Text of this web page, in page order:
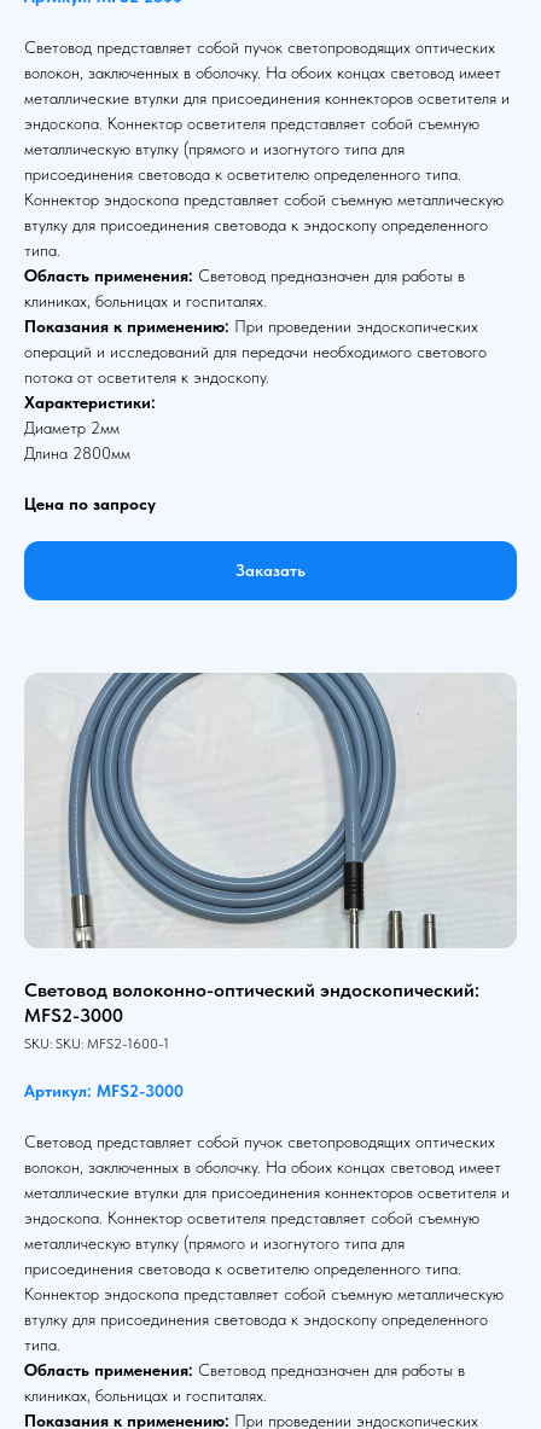
Световод представляет собой пучок светопроводящих оптических
волокон, заключенных в оболочку. На обоих концах световод имеет
металлические втулки для присоединения коннекторов осветителя и
эндоскопа. Коннектор осветителя представляет собой съемную
металлическую втулку (прямого и изогнутого типа для
присоединения световода к осветителю определенного типа.
Коннектор эндоскопа представляет собой съемную металлическую
втулку для присоединения световода к эндоскопу определенного
типа.
Область применения: Световод предназначен для работы в
клиниках, больницах и госпиталях.
Показания к применению: При проведении эндоскопических
операций и исследований для передачи необходимого светового
потока от осветителя к эндоскопу.
Характеристики:
Диаметр 2мм
Длина 2800мм
Цена по запросу
Заказать
Световод волоконно-оптический эндоскопический:
MFS2-3000
SKU: SKU: MFS2-1600-1
Артикул: MFS2-3000
Световод представляет собой пучок светопроводящих оптических
волокон, заключенных в оболочку. На обоих концах световод имеет
металлические втулки для присоединения коннекторов осветителя и
эндоскопа. Коннектор осветителя представляет собой съемную
металлическую втулку (прямого и изогнутого типа для
присоединения световода к осветителю определенного типа.
Коннектор эндоскопа представляет собой съемную металлическую
втулку для присоединения световода к эндоскопу определенного
типа.
Область применения: Световод предназначен для работы в
клиниках, больницах и госпиталях.
Показания к применению: При проведении эндоскопических